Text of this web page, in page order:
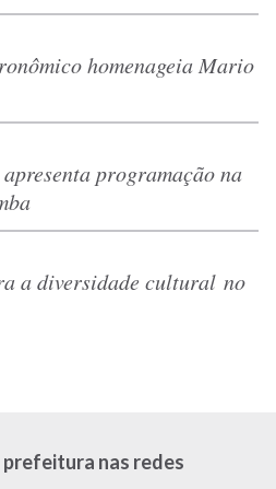
homenageia Mario
programação na
a diversidade cultural no
prefeitura nas redes